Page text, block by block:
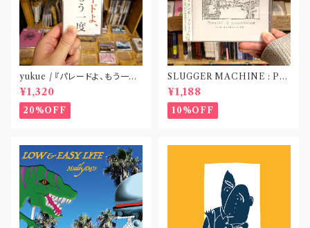
yukue / 『パレードよ、もう一度』
(TAPE)
¥1,320
20%OFF
SLUGGER MACHINE : PE
ACE OUT! / we die if we d
o not do “DIG”(SPLIT CD)
〝横浜&札幌〟
¥1,188
10%OFF